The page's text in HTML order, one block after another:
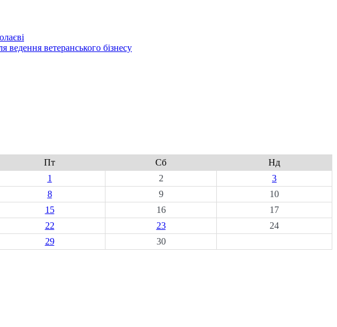
ведення ветеранського бізнесу
Пт Сб
Нд
1
2
3
8 9
10
15 16
17
22 23
24
29
30